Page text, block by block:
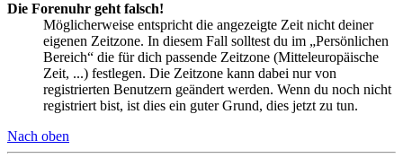
Die Forenuhr geht falsch!
Möglicherweise entspricht die angezeigte Zeit nicht deiner
eigenen Zeitzone. In diesem Fall solltest du im „Persönlichen
Bereich“ die für dich passende Zeitzone (Mitteleuropäische
Zeit, ...) festlegen. Die Zeitzone kann dabei nur von
registrierten Benutzern geändert werden. Wenn du noch nicht
registriert bist, ist dies ein guter Grund, dies jetzt zu tun.
Nach oben